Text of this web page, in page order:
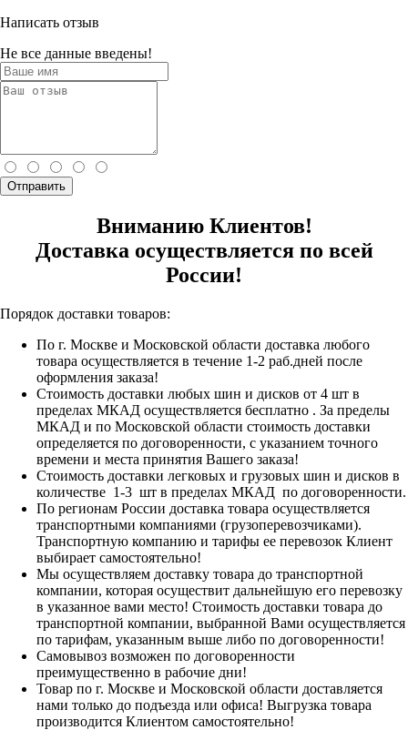
Написать отзыв
Не все данные введены!
Отправить
Вниманию Клиентов!
Доставка осуществляется по всей
России!
Порядок доставки товаров:
По г. Москве и Московской области доставка любого
товара осуществляется в течение 1-2 раб.дней после
оформления заказа!
Стоимость доставки любых шин и дисков от 4 шт в
пределах МКАД осуществляется бесплатно . За пределы
МКАД и по Московской области стоимость доставки
определяется по договоренности, с указанием точного
времени и места принятия Вашего заказа!
Стоимость доставки легковых и грузовых шин и дисков в
количестве 1-3 шт в пределах МКАД по договоренности.
По регионам России доставка товара осуществляется
транспортными компаниями (грузоперевозчиками).
Транспортную компанию и тарифы ее перевозок Клиент
выбирает самостоятельно!
Мы осуществляем доставку товара до транспортной
компании, которая осуществит дальнейшую его перевозку
в указанное вами место! Стоимость доставки товара до
транспортной компании, выбранной Вами осуществляется
по тарифам, указанным выше либо по договоренности!
Самовывоз возможен по договоренности
преимущественно в рабочие дни!
Товар по г. Москве и Московской области доставляется
нами только до подъезда или офиса! Выгрузка товара
производится Клиентом самостоятельно!